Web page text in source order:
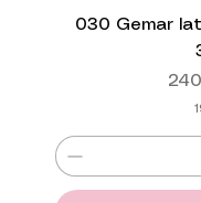
030 Gemar
Pris